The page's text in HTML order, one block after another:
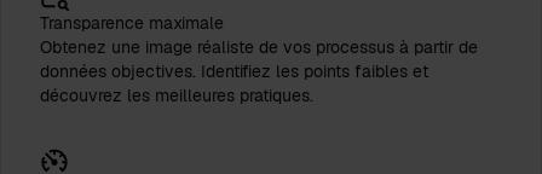
Transparence maximale
Obtenez une image réaliste de vos processus à partir de
données objectives. Identifiez les points faibles et
découvrez les meilleures pratiques.